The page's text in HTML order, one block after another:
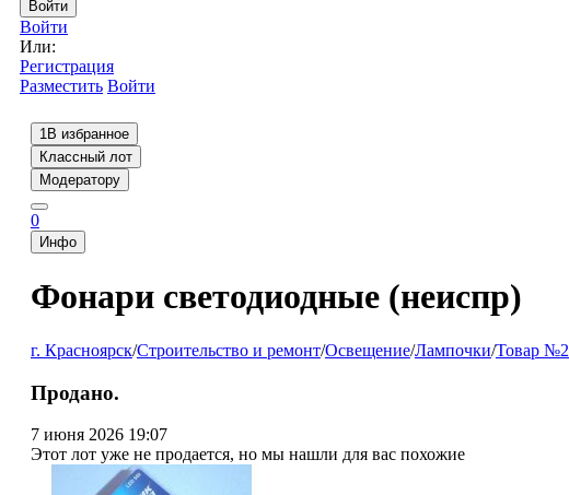
Войти
Войти
Или:
Регистрация
Разместить Войти
1В избранное
Классный лот
Модератору
0
Инфо
Фонари светодиодные (неиспр)
г. Красноярск/Строительство и ремонт/Освещение/Лампочки/Товар
Продано.
7 июня 2026 19:07
Этот лот уже не продается, но мы нашли для вас похожие